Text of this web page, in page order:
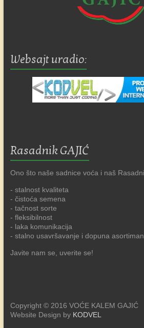
Websajt uradio:
Rasadnik GAJIĆ
Ono što naše sadnice voća i naš
- stalnost kvaliteta
- čistoća semena
- tačnost sorte
- fleksibilnost
- laka komunikacija
- stalno usavršavanje i dopuna
Javite nam se, uverite se!
Copyright © 2016 VOĆE KALEM GAJIĆ
Website Design by KODVEL